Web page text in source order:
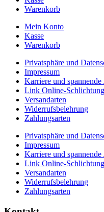
Warenkorb
Mein Konto
Kasse
Warenkorb
Privatsphäre und
Impressum
Karriere und
Link Online-
Versandarten
Widerrufsbelehrung
Zahlungsarten
Privatsphäre und
Impressum
Karriere und
Link Online-
Versandarten
Widerrufsbelehrung
Zahlungsarten